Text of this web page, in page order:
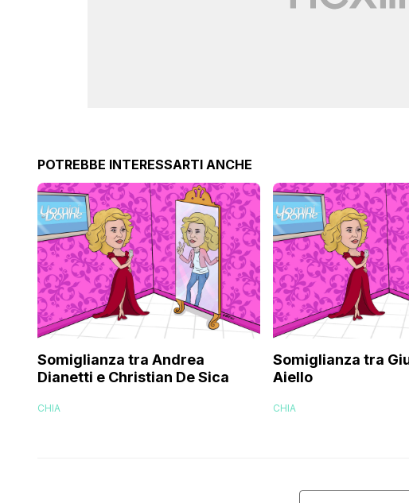
POTREBBE INTERESSARTI ANCHE
Somiglianza tra Andrea
Dianetti e Christian De Sica
CHIA
Somiglianza tra
Aiello
CHIA